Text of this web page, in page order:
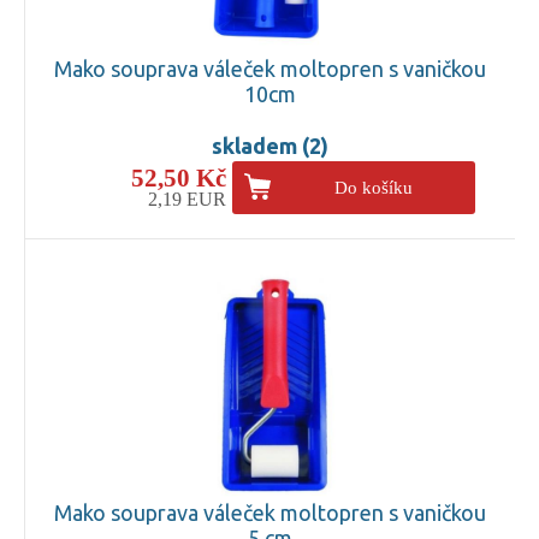
Mako souprava váleček moltopren s vaničkou
10cm
skladem (2)
52,50 Kč
2,19 EUR
Do košíku
Mako souprava váleček moltopren s vaničkou